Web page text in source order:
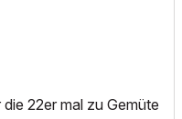
22er mal zu Gemüte